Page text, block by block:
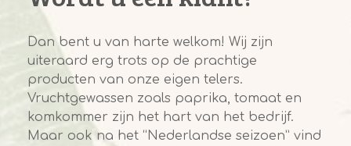
Dan bent u van harte welkom! Wij zijn
uiteraard erg trots op de prachtige
producten van onze eigen telers.
Vruchtgewassen zoals paprika, tomaat en
komkommer zijn het hart van het bedrijf.
Maar ook na het “Nederlandse seizoen” vind